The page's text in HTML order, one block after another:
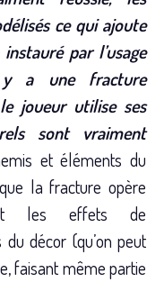
ce qui ajoute
par l’usage
y a une fracture
joueur utilise ses
sont vraiment
et éléments du
la fracture opère
les effets de
décor (qu’on peut
faisant même partie